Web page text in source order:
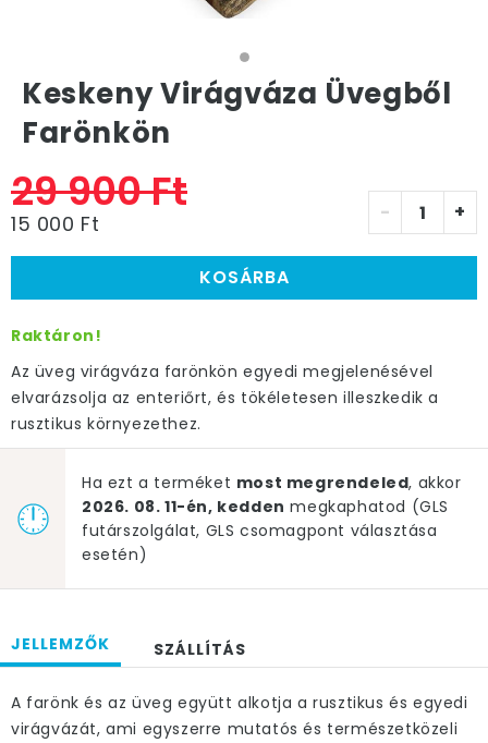
Keskeny Virágváza Üvegből
Farönkön
29 900 Ft
15 000 Ft - +
KOSÁRBA
Raktáron!
Az üveg virágváza farönkön egyedi megjelenésével
elvarázsolja az enteriőrt, és tökéletesen illeszkedik a
rusztikus környezethez.
Ha ezt a terméket most megrendeled, akkor
2026. 08. 11-én, kedden megkaphatod (GLS
futárszolgálat, GLS csomagpont választása
esetén)
JELLEMZŐK SZÁLLÍTÁS
A farönk és az üveg együtt alkotja a rusztikus és egyedi
virágvázát, ami egyszerre mutatós és természetközeli